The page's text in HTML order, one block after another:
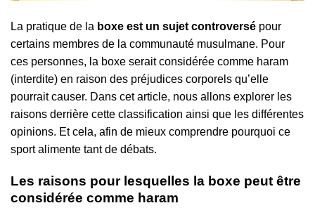
La pratique de la boxe est un sujet controversé pour
certains membres de la communauté musulmane. Pour
ces personnes, la boxe serait considérée comme haram
(interdite) en raison des préjudices corporels qu’elle
pourrait causer. Dans cet article, nous allons explorer les
raisons derrière cette classification ainsi que les différentes
opinions. Et cela, afin de mieux comprendre pourquoi ce
sport alimente tant de débats.
Les raisons pour lesquelles la boxe peut être
considérée comme haram